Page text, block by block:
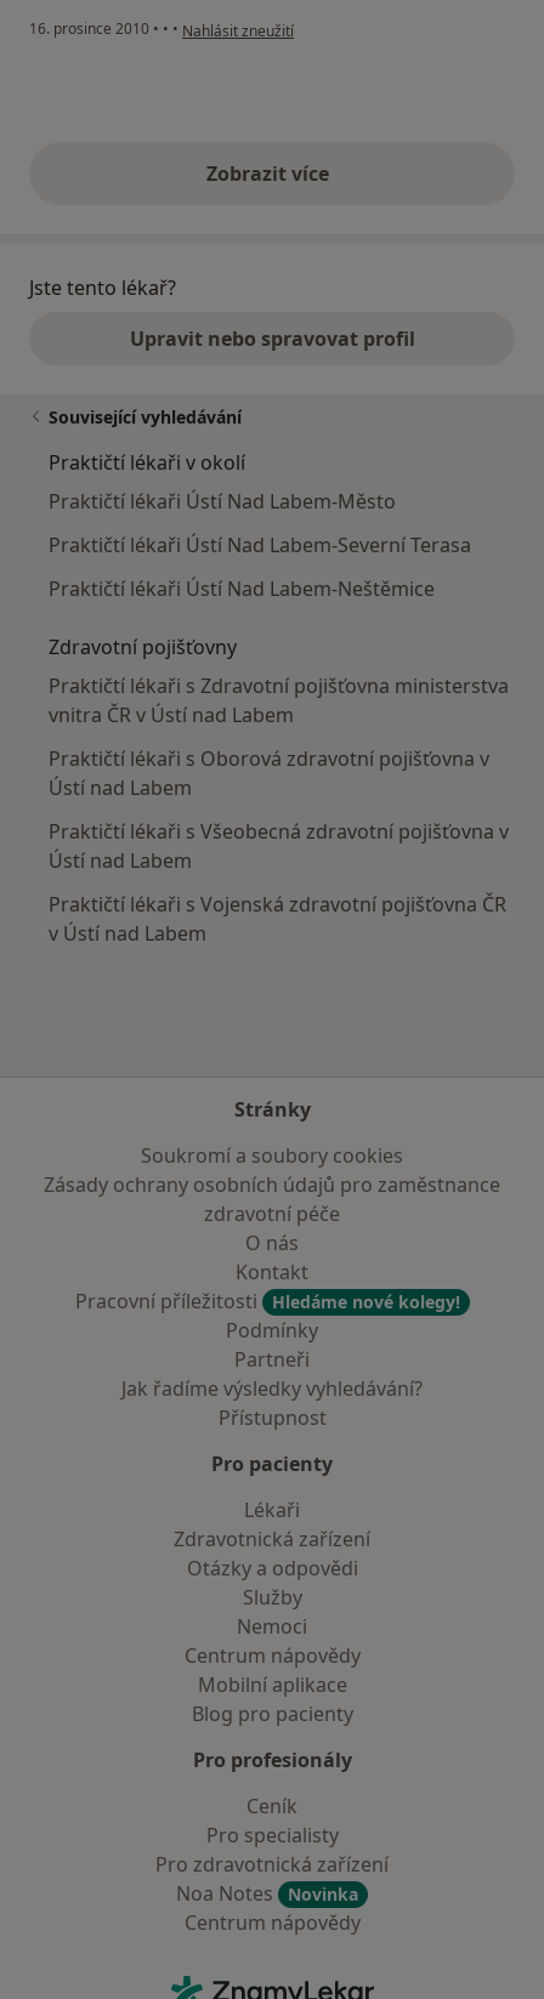
16. prosince 2010 • • • podle názoru uživatele Pacient
Nahlásit zneužití
Zobrazit vícevýše uvedené názory
Jste tento lékař?
Upravit nebo spravovat profil
Související vyhledávání
Praktičtí lékaři v okolí
Praktičtí lékaři Ústí Nad Labem-Město
Praktičtí lékaři Ústí Nad Labem-Severní Terasa
Praktičtí lékaři Ústí Nad Labem-Neštěmice
Zdravotní pojišťovny
Praktičtí lékaři s Zdravotní pojišťovna ministerstva
vnitra ČR v Ústí nad Labem
Praktičtí lékaři s Oborová zdravotní pojišťovna v
Ústí nad Labem
Praktičtí lékaři s Všeobecná zdravotní pojišťovna v
Ústí nad Labem
Praktičtí lékaři s Vojenská zdravotní pojišťovna ČR
v Ústí nad Labem
Stránky
Soukromí a soubory cookies
Zásady ochrany osobních údajů pro zaměstnance
zdravotní péče
O nás
Kontakt
Pracovní příležitosti
Hledáme nové kolegy!
Podmínky
Partneři
Jak řadíme výsledky vyhledávání?
Přístupnost
Pro pacienty
Lékaři
Zdravotnická zařízení
Otázky a odpovědi
Služby
Nemoci
Centrum nápovědy
Mobilní aplikace
Blog pro pacienty
Pro profesionály
Ceník
Pro specialisty
Pro zdravotnická zařízení
Noa Notes
Novinka
Centrum nápovědy
ZnamyLekar - Hlavní stránka